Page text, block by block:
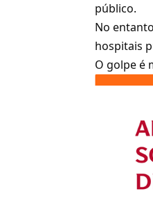
público.
No
hospitais
O golpe é